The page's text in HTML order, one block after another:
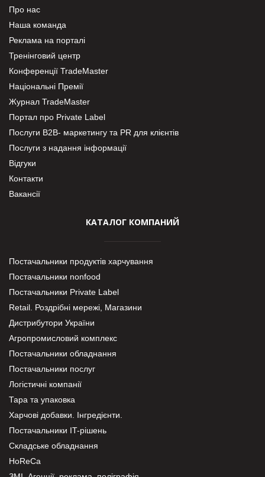
Про нас
Наша команда
Реклама на порталі
Тренінговий центр
Конференції TradeMaster
Національні Премії
Журнал TradeMaster
Портал про Private Label
Послуги В2В- маркетингу та PR для клієнтів
Послуги з надання інформації
Відгуки
Контакти
Вакансії
КАТАЛОГ КОМПАНИЙ
Постачальники продуктів харчування
Постачальники nonfood
Постачальники Private Label
Retail. Роздрібні мережі, Магазини
Дистрибутори України
Агропромисловий комплекс
Постачальники обладнання
Постачальники послуг
Логістичні компанії
Тара та упаковка
Харчові добавки. Інгредієнти.
Постачальники IT-рішень
Складське обладнання
HoReCa